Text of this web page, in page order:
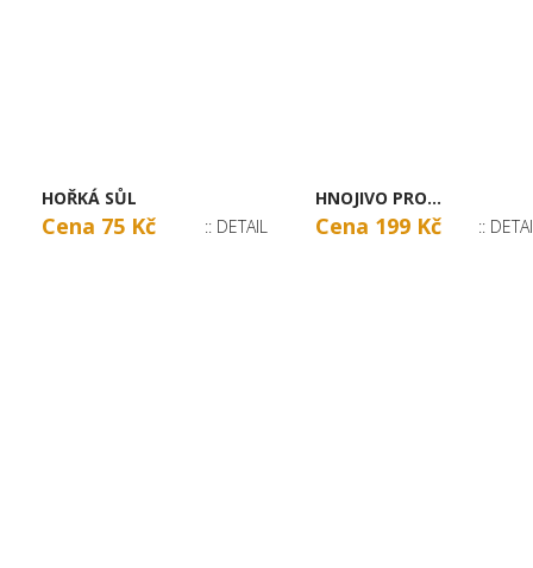
HOŘKÁ SŮL
Cena 75 Kč :: DETAIL
HNOJIVO PRO...
Cena 199 Kč ::